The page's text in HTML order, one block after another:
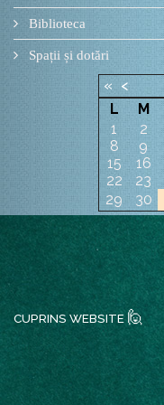
Biblioteca
Spații și dotări
« <
L
M
1
2
8
9
15
16
22
23
29
30
CUPRINS WEBSITE 🙋